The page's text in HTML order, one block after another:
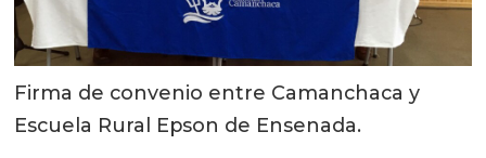
Firma de convenio entre Camanchaca y
Escuela Rural Epson de Ensenada.